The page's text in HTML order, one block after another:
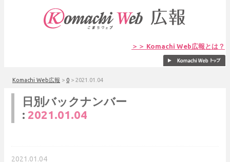
＞＞ Komachi Web広報とは？
Komachi Web広報 > 0 > 2021.01.04
日別バックナンバー
: 2021.01.04
2021.01.04